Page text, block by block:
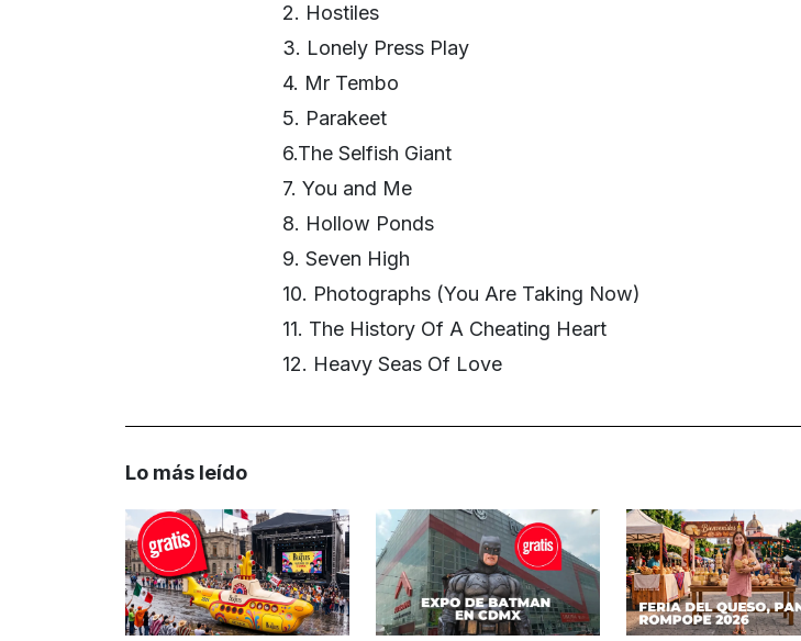
2. Hostiles
3. Lonely Press Play
4. Mr Tembo
5. Parakeet
6.The Selfish Giant
7. You and Me
8. Hollow Ponds
9. Seven High
10. Photographs (You Are Taking Now)
11. The History Of A Cheating Heart
12. Heavy Seas Of Love
Lo más leído